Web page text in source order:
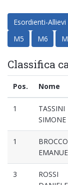
Esordienti-Allievi
M5
M6
Classifica
Pos. Nome
1
TASSINI
SIMONE
1
3
ROSSI